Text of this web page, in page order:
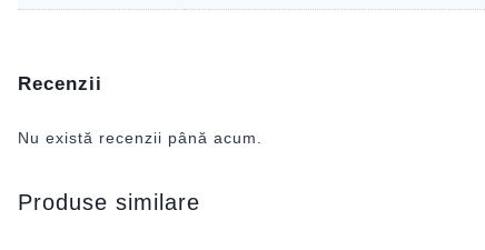
Recenzii
Nu există recenzii până acum.
Produse similare